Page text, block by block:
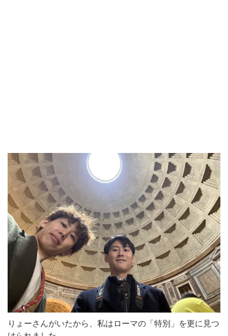
りょーさんがいたから、私はローマの「特別」を更に見つ